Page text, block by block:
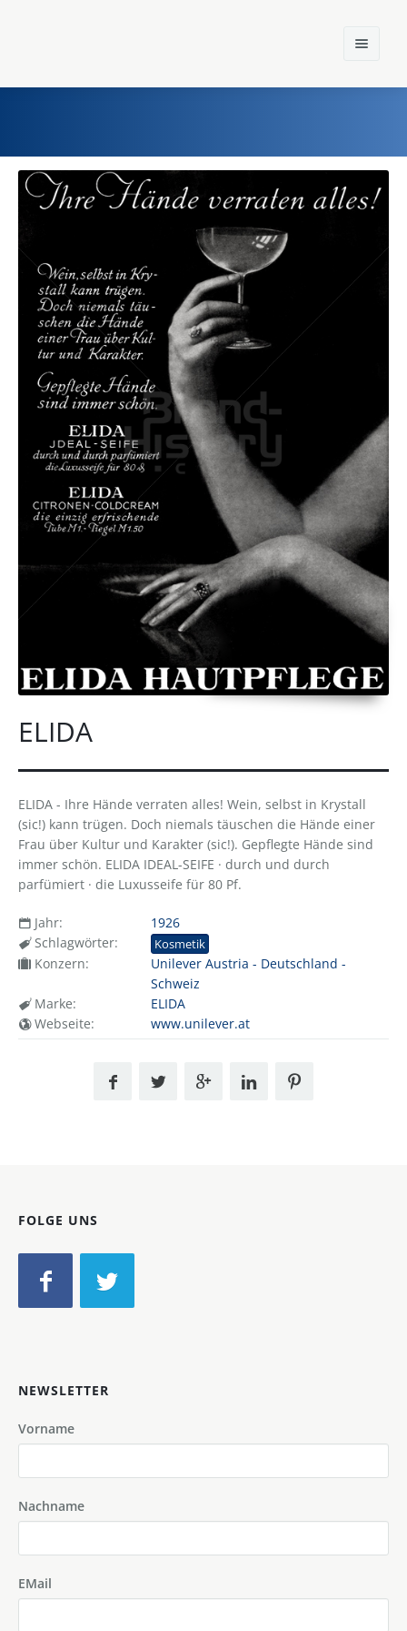
Home
Marken
Konzerne
Epoche
ELIDA
ELIDA - Ihre Hände verraten alles! Wein, selbst in Krystall
(sic!) kann trügen. Doch niemals täuschen die Hände einer
Frau über Kultur und Karakter (sic!). Gepflegte Hände sind
immer schön. ELIDA IDEAL-SEIFE · durch und durch
parfümiert · die Luxusseife für 80 Pf.
Jahr:
1926
Schlagwörter:
Kosmetik
Konzern:
Unilever Austria - Deutschland -
Schweiz
Marke:
ELIDA
Webseite:
www.unilever.at
FOLGE UNS
NEWSLETTER
Vorname
Nachname
EMail